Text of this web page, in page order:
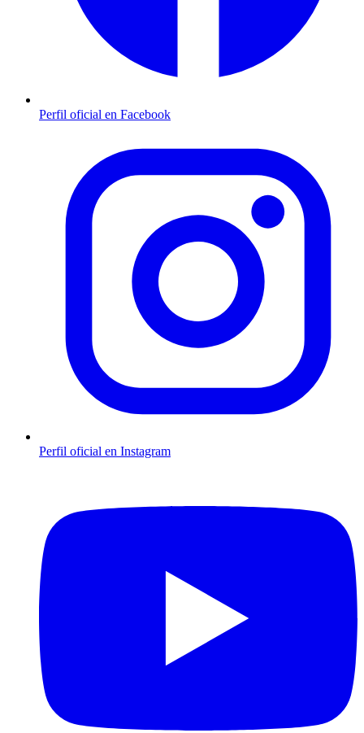
Perfil oficial en Facebook
Perfil oficial en Instagram